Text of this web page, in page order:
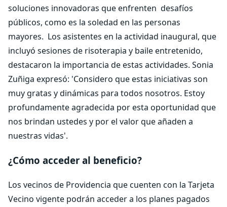
soluciones innovadoras que enfrenten desafíos
públicos, como es la soledad en las personas
mayores. Los asistentes en la actividad inaugural, que
incluyó sesiones de risoterapia y baile entretenido,
destacaron la importancia de estas actividades. Sonia
Zuñiga expresó: 'Considero que estas iniciativas son
muy gratas y dinámicas para todos nosotros. Estoy
profundamente agradecida por esta oportunidad que
nos brindan ustedes y por el valor que añaden a
nuestras vidas'.
¿Cómo acceder al beneficio?
Los vecinos de Providencia que cuenten con la Tarjeta
Vecino vigente podrán acceder a los planes pagados